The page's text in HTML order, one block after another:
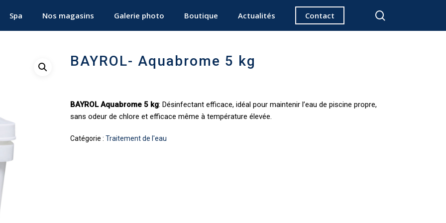
Spa Nos magasins Galerie photo Boutique Actualités Contact
BAYROL- Aquabrome 5 kg
BAYROL Aquabrome 5 kg: Désinfectant efficace, idéal pour maintenir l’eau de piscine propre,
sans odeur de chlore et efficace même à température élevée.
Catégorie :Traitement de l'eau